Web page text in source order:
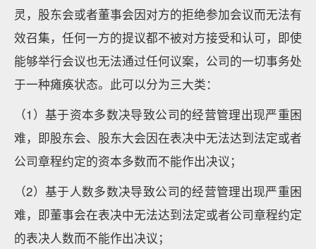
灵，股东会或者董事会因对方的拒绝参加会议而无法有
效召集，任何一方的提议都不被对方接受和认可，即使
能够举行会议也无法通过任何议案，公司的一切事务处
于一种瘫痪状态。此可以分为三大类：
（1）基于资本多数决导致公司的经营管理出现严重困
难，即股东会、股东大会因在表决中无法达到法定或者
公司章程约定的资本多数而不能作出决议；
（2）基于人数多数决导致公司的经营管理出现严重困
难，即董事会在表决中无法达到法定或者公司章程约定
的表决人数而不能作出决议；